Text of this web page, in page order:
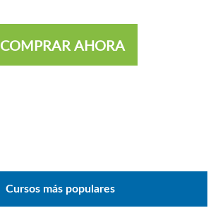
COMPRAR AHORA
Cursos más populares